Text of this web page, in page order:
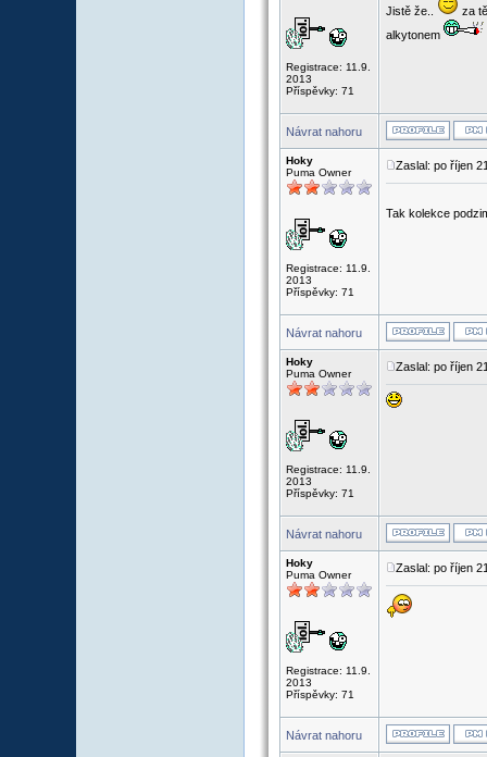
Registrace: 11.9.
2013
Příspěvky: 71
Jistě že..
za
alkytonem
Návrat nahoru
Hoky
Puma Owner
Registrace: 11.9.
2013
Příspěvky: 71
Zaslal: po říjen
Tak kolekce
Návrat nahoru
Hoky
Puma Owner
Registrace: 11.9.
2013
Příspěvky: 71
Zaslal: po říjen
Návrat nahoru
Hoky
Puma Owner
Registrace: 11.9.
2013
Příspěvky: 71
Zaslal: po říjen
Návrat nahoru